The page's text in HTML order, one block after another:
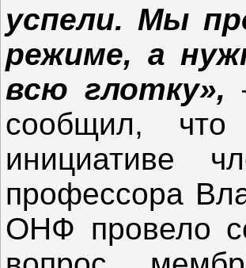
успели. Мы
режиме, а
всю глотку»,
сообщил,
инициативе
профессора
ОНФ провело